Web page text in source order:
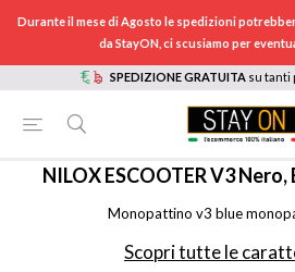
Durante il mese di Agosto le spedizioni
da StayON, ci scusiamo per
SPEDIZIONE GRATUITA su tanti
TEMPO LIBERO /
MONOPATTINI ELETTRICI
/
NILOXESCOOTER V3
Monopattino v3 blue
Scopri tutte le